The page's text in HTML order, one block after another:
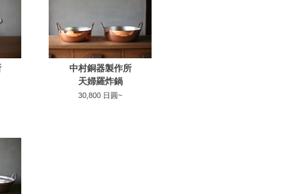
中村銅器製作所
天婦羅炸鍋
30,800 日圓~